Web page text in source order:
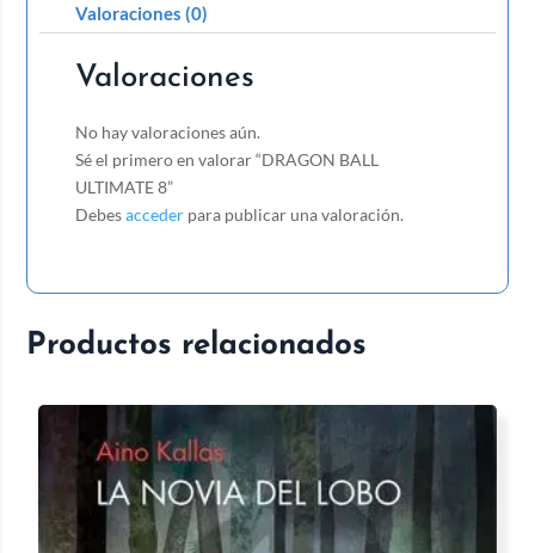
Valoraciones (0)
Valoraciones
No hay valoraciones aún.
Sé el primero en valorar “DRAGON BALL
ULTIMATE 8”
Debesacceder para publicar una valoración.
Productos relacionados